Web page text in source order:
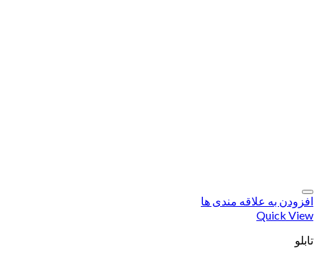
افزودن به علاقه مندی ها
Quick View
تابلو